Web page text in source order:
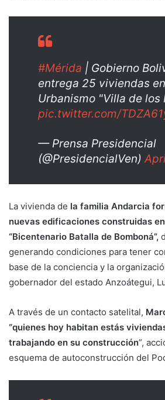
#Mérida | Gobierno
entrega 25 viviendas
Urbanismo "Villa de los
pic.twitter.com/
— Prensa Presidencial
(@PresidencialVen)
La vivienda de la familia Andarcia
nuevas edificaciones construidas
“Bicentenario Batalla de Bomboná”,
generando condiciones para tener
base de la conciencia y la
gobernador del estado Anzoátegui,
A través de un contacto satelital,
“quienes hoy habitan estás
trabajando en su construcción”,
esquema de autoconstrucción del